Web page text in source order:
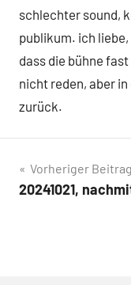
schlechter sound,
publikum. ich
dass die bühne
nicht reden, aber
zurück.
Vorheriger Beitrag
20241021,